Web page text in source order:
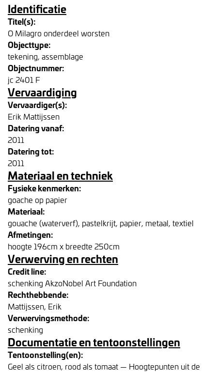
Identificatie
Titel(s):
O Milagro onderdeel worsten
Objecttype:
tekening, assemblage
Objectnummer:
jc 2401 F
Vervaardiging
Vervaardiger(s):
Erik Mattijssen
Datering vanaf:
2011
Datering tot:
2011
Materiaal en techniek
Fysieke kenmerken:
goache op papier
Materiaal:
gouache (waterverf), pastelkrijt, papier, metaal, textiel
Afmetingen:
hoogte 196cm x breedte 250cm
Verwerving en rechten
Credit line:
schenking AkzoNobel Art Foundation
Rechthebbende:
Mattijssen, Erik
Verwervingsmethode:
schenking
Documentatie en tentoonstellingen
Tentoonstelling(en):
Geel als citroen, rood als tomaat — Hoogtepunten uit de